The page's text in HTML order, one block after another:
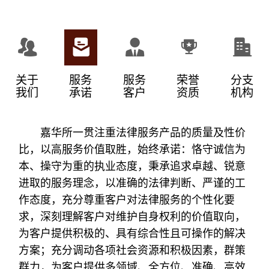
关于
我们
服务
承诺
服务
客户
荣誉
资质
分支
机构
嘉华所一贯注重法律服务产品的质量及性价
比，以高服务价值取胜，始终承诺：恪守诚信为
本、操守为重的执业态度，秉承追求卓越、锐意
进取的服务理念，以准确的法律判断、严谨的工
作态度，充分尊重客户对法律服务的个性化要
求，深刻理解客户对维护自身权利的价值取向，
为客户提供积极的、具有综合性且可操作的解决
方案；充分调动各项社会资源和积极因素，群策
群力，为客户提供多领域、全方位、准确、高效